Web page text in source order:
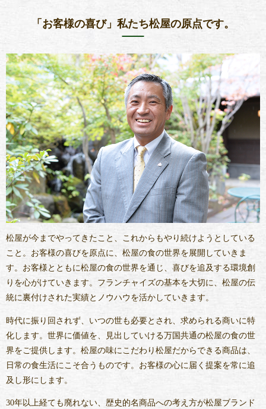
「お客様の喜び」私たち松屋の原点です。
松屋が今までやってきたこと、これからもやり続けようとしている
こと。お客様の喜びを原点に、松屋の食の世界を展開していきま
す。お客様とともに松屋の食の世界を通じ、喜びを追及する環境創
りを心がけていきます。フランチャイズの基本を大切に、松屋の伝
統に裏付けされた実績とノウハウを活かしていきます。
時代に振り回されず、いつの世も必要とされ、求められる商いに特
化します。世界に価値を、見出していける万国共通の松屋の食の世
界をご提供します。松屋の味にこだわり松屋だからできる商品は、
日常の食生活にこそ合うものです。お客様の心に届く提案を常に追
及し形にします。
30年以上経ても廃れない、歴史的名商品への考え方が松屋ブランド